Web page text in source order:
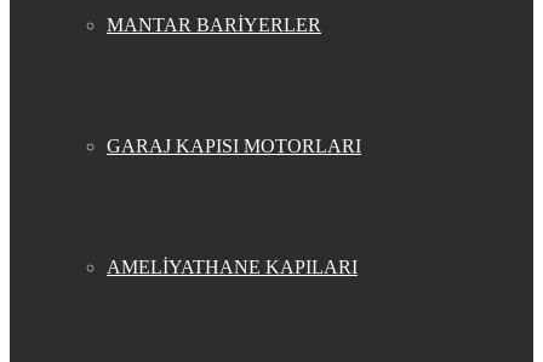
MANTAR BARİYERLER
GARAJ KAPISI MOTORLARI
AMELİYATHANE KAPILARI